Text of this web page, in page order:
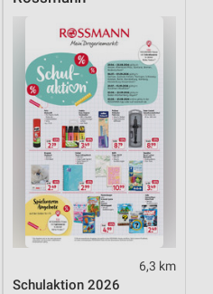
6,3 km
Schulaktion 2026